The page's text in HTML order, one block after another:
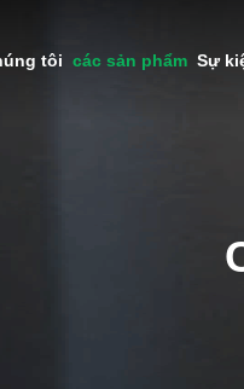
tôi các sản phẩm Sự